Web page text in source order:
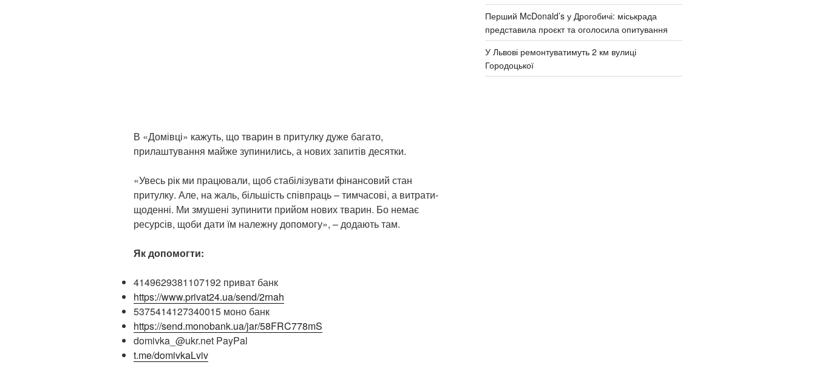
В «Домівці» кажуть, що тварин в притулку дуже багато,
прилаштування майже зупинились, а нових запитів десятки.
«Увесь рік ми працювали, щоб стабілізувати фінансовий стан
притулку. Але, на жаль, більшість співпраць – тимчасові, а витрати-
щоденні. Ми змушені зупинити прийом нових тварин. Бо немає
ресурсів, щоби дати їм належну допомогу», – додають там.
Як допомогти:
4149629381107192 приват банк
https://www.privat24.ua/send/2rnah
5375414127340015 моно банк
https://send.monobank.ua/jar/58FRC778mS
domivka_@ukr.net PayPal
t.me/domivkaLviv
Перший McDonald’s у Дрогобичі: міськрада
представила проєкт та оголосила опитування
У Львові ремонтуватимуть 2 км вулиці
Городоцької